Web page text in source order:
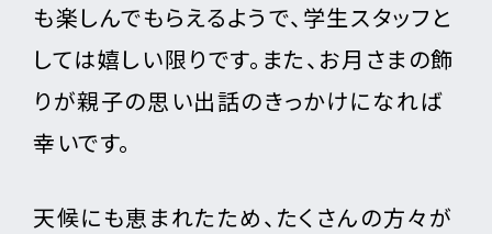
も楽しんでもらえるようで、学生スタッフと
しては嬉しい限りです。また、お月さまの飾
りが親子の思い出話のきっかけになれば
幸いです。
天候にも恵まれたため、たくさんの方々が